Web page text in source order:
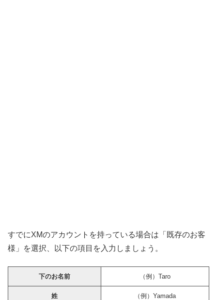
すでにXMのアカウントを持っている場合は「既存のお客
様」を選択、以下の項目を入力しましょう。
下のお名前 （例）Taro
姓 （例）Yamada